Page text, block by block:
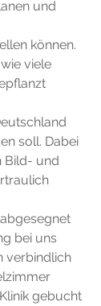
und
können.
viele
soll. Dabei
Bild- und
bei uns
verbindlich
gebucht